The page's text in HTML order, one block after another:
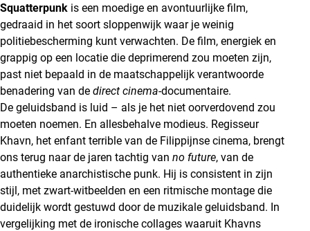
Squatterpunk is een moedige en avontuurlijke film,
gedraaid in het soort sloppenwijk waar je weinig
politiebescherming kunt verwachten. De film, energiek en
grappig op een locatie die deprimerend zou moeten zijn,
past niet bepaald in de maatschappelijk verantwoorde
benadering van de direct cinema-documentaire.
De geluidsband is luid – als je het niet oorverdovend zou
moeten noemen. En allesbehalve modieus. Regisseur
Khavn, het enfant terrible van de Filippijnse cinema, brengt
ons terug naar de jaren tachtig van no future, van de
authentieke anarchistische punk. Hij is consistent in zijn
stijl, met zwart-witbeelden en een ritmische montage die
duidelijk wordt gestuwd door de muzikale geluidsband. In
vergelijking met de ironische collages waaruit Khavns